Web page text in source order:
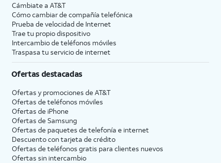
Cámbiate a AT&T
Cómo cambiar de compañía telefónica
Prueba de velocidad de Internet
Trae tu propio dispositivo
Intercambio de teléfonos móviles
Traspasa tu servicio de internet
Ofertas destacadas
Ofertas y promociones de AT&T
Ofertas de teléfonos móviles
Ofertas de iPhone
Ofertas de Samsung
Ofertas de paquetes de telefonía e internet
Descuento con tarjeta de crédito
Ofertas de teléfonos gratis para clientes nuevos
Ofertas sin intercambio